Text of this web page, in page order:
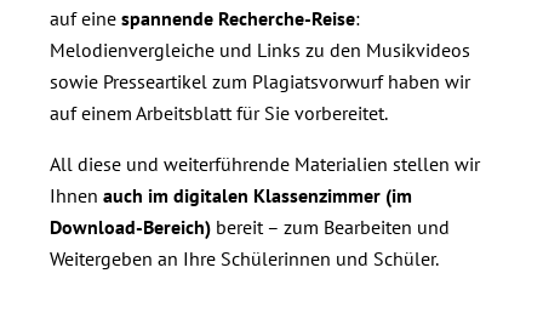
auf eine spannende Recherche-Reise:
Melodienvergleiche und Links zu den Musikvideos
sowie Presseartikel zum Plagiatsvorwurf haben wir
auf einem Arbeitsblatt für Sie vorbereitet.
All diese und weiterführende Materialien stellen wir
Ihnen auch im digitalen Klassenzimmer (im
Download-Bereich) bereit – zum Bearbeiten und
Weitergeben an Ihre Schülerinnen und Schüler.